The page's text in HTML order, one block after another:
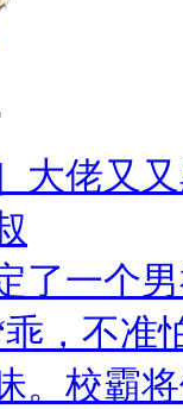
大佬又
了一个
，不准
。校霸